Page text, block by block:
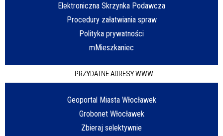
Elektroniczna Skrzynka Podawcza
Procedury załatwiania spraw
Polityka prywatności
mMieszkaniec
PRZYDATNE ADRESY WWW
Geoportal Miasta Włocławek
Grobonet Włocławek
Zbieraj selektywnie